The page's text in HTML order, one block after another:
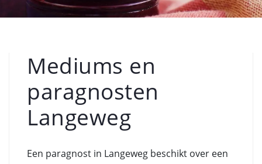
Mediums en
paragnosten
Langeweg
Een paragnost in Langeweg beschikt over een